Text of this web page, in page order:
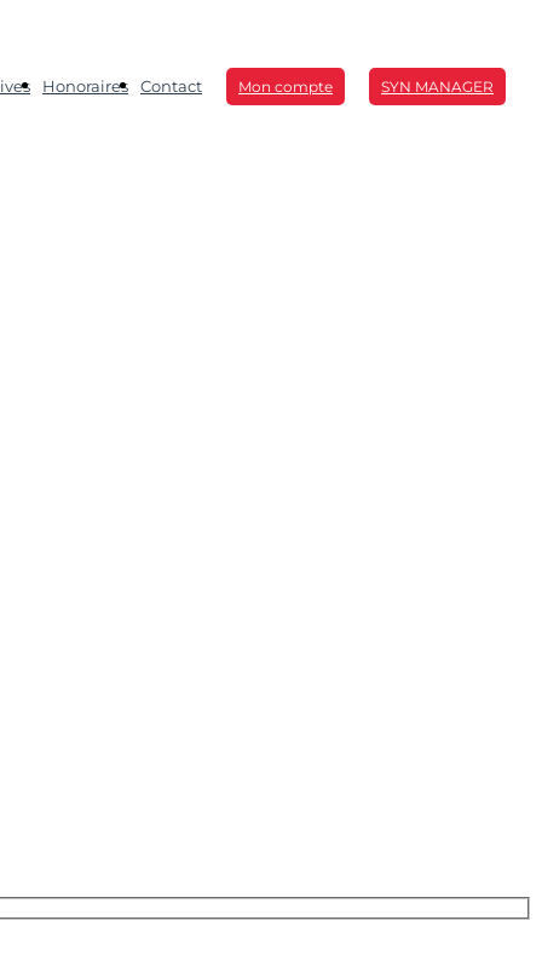
Honoraires Contact Mon compte SYN MANAGER